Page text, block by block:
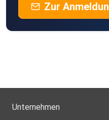
Zur
Unternehmen